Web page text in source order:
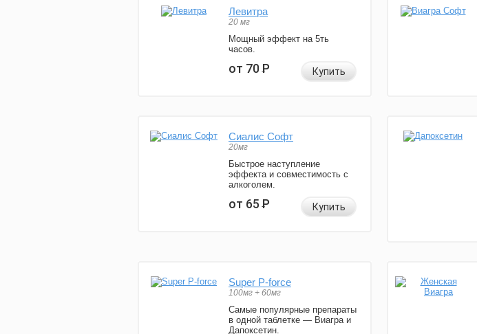
Левитра
20 мг
Мощный эффект на 5ть
часов.
от 70Р Купить
Сиалис Софт
20мг
Быстрое наступление
эффекта и совместимость с
алкоголем.
от 65Р Купить
Super P-force
100мг + 60мг
Самые популярные препараты
в одной таблетке — Виагра и
Дапоксетин.